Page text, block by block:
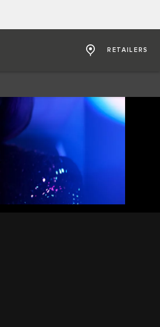
RETAILERS